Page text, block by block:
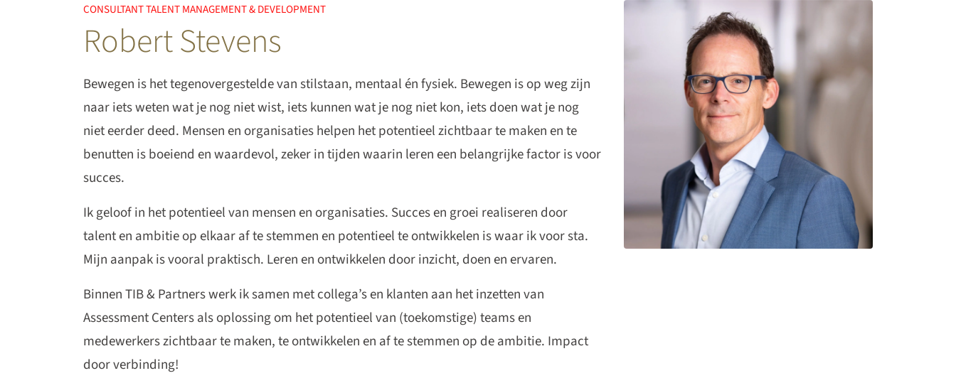
CONSULTANT TALENT MANAGEMENT & DEVELOPMENT
Robert Stevens
Bewegen is het tegenovergestelde van stilstaan, mentaal én fysiek. Bewegen is op weg zijn
naar iets weten wat je nog niet wist, iets kunnen wat je nog niet kon, iets doen wat je nog
niet eerder deed. Mensen en organisaties helpen het potentieel zichtbaar te maken en te
benutten is boeiend en waardevol, zeker in tijden waarin leren een belangrijke factor is voor
succes.
Ik geloof in het potentieel van mensen en organisaties. Succes en groei realiseren door
talent en ambitie op elkaar af te stemmen en potentieel te ontwikkelen is waar ik voor sta.
Mijn aanpak is vooral praktisch. Leren en ontwikkelen door inzicht, doen en ervaren.
Binnen TIB & Partners werk ik samen met collega’s en klanten aan het inzetten van
Assessment Centers als oplossing om het potentieel van (toekomstige) teams en
medewerkers zichtbaar te maken, te ontwikkelen en af te stemmen op de ambitie. Impact
door verbinding!